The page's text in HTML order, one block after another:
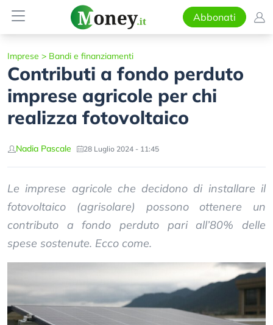
Abbonati
Imprese > Bandi e finanziamenti
Contributi a fondo perduto
imprese agricole per chi
realizza fotovoltaico
Nadia Pascale 28 Luglio 2024 - 11:45
Le imprese agricole che decidono di installare il
fotovoltaico (agrisolare) possono ottenere un
contributo a fondo perduto pari all’80% delle
spese sostenute. Ecco come.